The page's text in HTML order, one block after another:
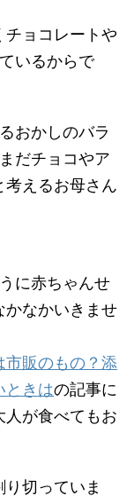
チョコレートや
いるからで
おかしのバラ
だチョコやア
考えるお母さん
に赤ちゃんせ
かなかいきませ
販のもの？添
ときはの記事に
人が食べてもお
切っていま